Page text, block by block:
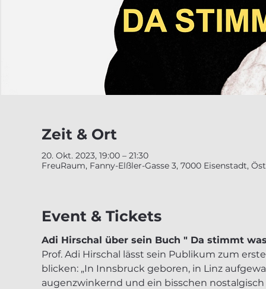
Zeit & Ort
20. Okt. 2023, 19:00 – 21:30
FreuRaum, Fanny-Elßler-Gasse 3, 7000 Eisenstadt,
Event & Tickets
Adi Hirschal über sein Buch " Da stimmt
Prof. Adi Hirschal lässt sein Publikum zum
blicken: „In Innsbruck geboren, in Linz
augenzwinkernd und ein bisschen nostalgisch